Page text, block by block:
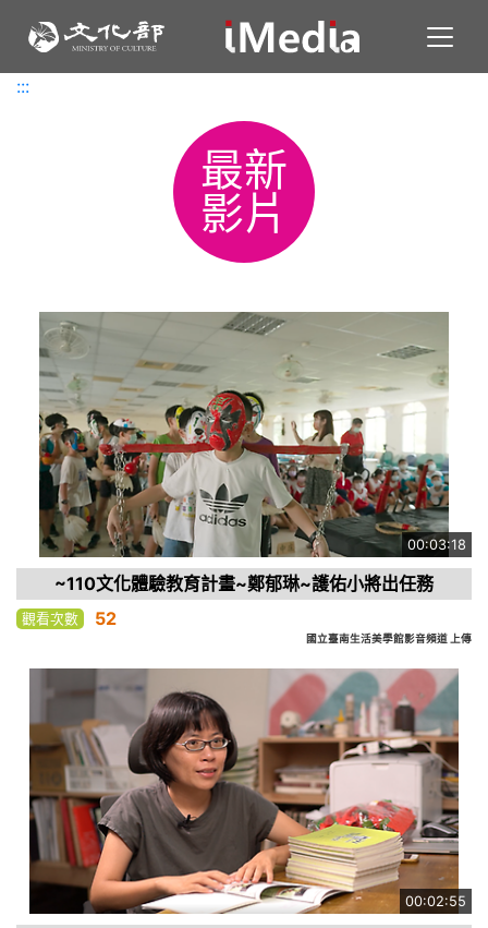
:::
:::
最新
影片
00:03:18
~110文化體驗教育計畫~鄭郁琳~護佑小將出任務
觀看次數 52
國立臺南生活美學館影音頻道 上傳
00:02:55